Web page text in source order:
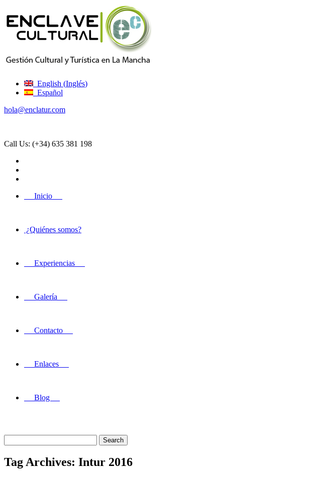
English (Inglés)
Español
hola@enclatur.com
Call Us: (+34) 635 381 198
Inicio
¿Quiénes somos?
Experiencias
Galería
Contacto
Enlaces
Blog
Search
Tag Archives: Intur 2016